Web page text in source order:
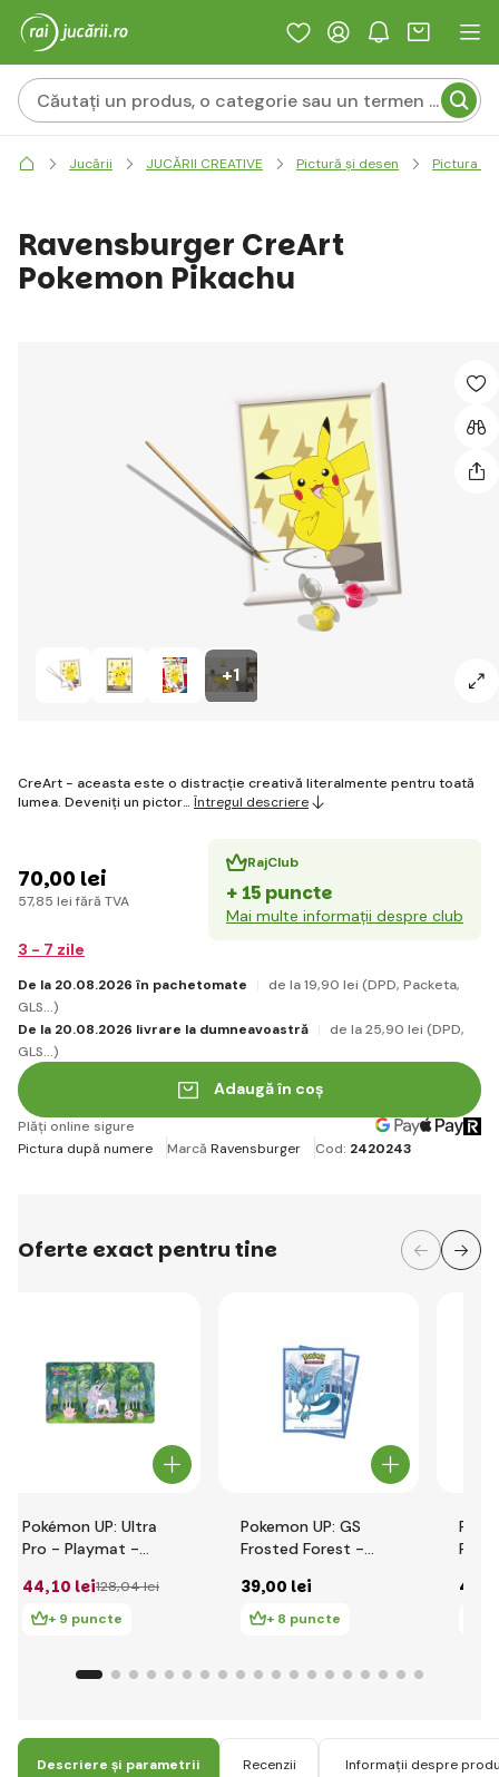
Jucării JUCĂRII CREATIVE Pictură și desen Pictura
+1
Ravensburger CreArt
Pokemon Pikachu
CreArt - aceasta este o distracție creativă literalmente pentru toată
lumea. Deveniți un pictor… Întregul descriere
70,00 lei
57,85 lei fără TVA
RajClub
+ 15 puncte
Mai multe informații despre club
3 - 7 zile
De la 20.08.2026 în pachetomate de la 19,90 lei (DPD, Packeta,
GLS...)
De la 20.08.2026 livrare la dumneavoastră
de la 25,90 lei (DPD,
GLS...)
Adaugă în coș
Plăți online sigure
Pictura după numere
Marcă Ravensburger Cod: 2420243
Oferte exact pentru tine
Pokémon UP: Ultra
Pro - Playmat -
Enchanted Glade
44,10 lei128,04 lei
+ 9 puncte
Pokemon UP: GS
Frosted Forest -
acopera 65 buc
39,00 lei
+ 8 puncte
40
Descriere și parametrii Recenzii Informații despre